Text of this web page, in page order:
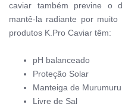
caviar também previne o
mantê-la radiante por
produtos K.Pro Caviar têm:
pH balanceado
Proteção Solar
Manteiga de Murumuru
Livre de Sal